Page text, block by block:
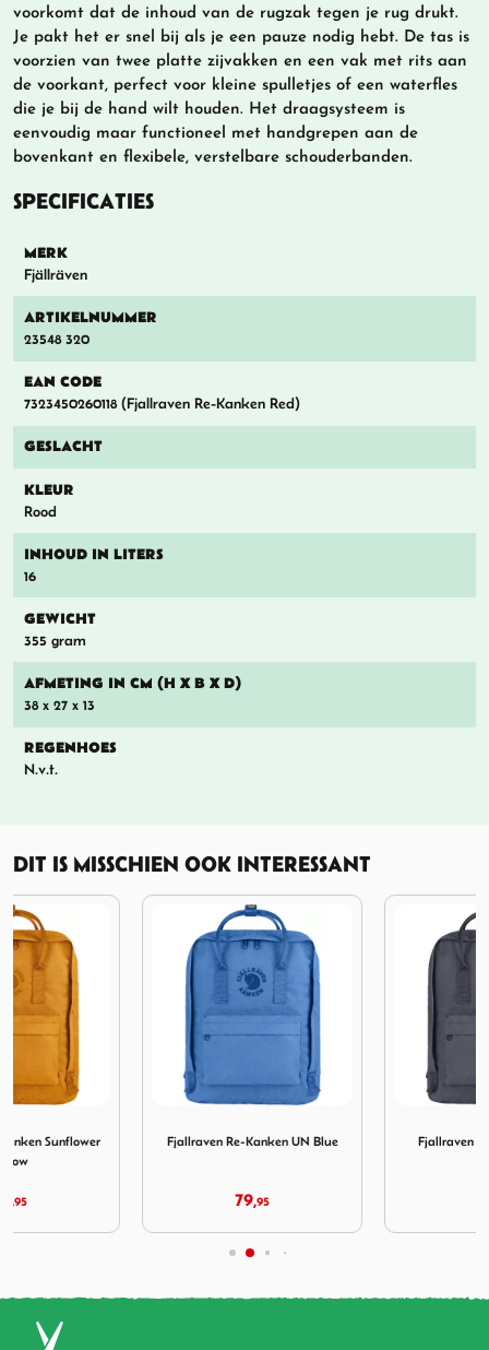
voorkomt dat de inhoud van de rugzak tegen je rug drukt.
Je pakt het er snel bij als je een pauze nodig hebt. De tas is
voorzien van twee platte zijvakken en een vak met rits aan
de voorkant, perfect voor kleine spulletjes of een waterfles
die je bij de hand wilt houden. Het draagsysteem is
eenvoudig maar functioneel met handgrepen aan de
bovenkant en flexibele, verstelbare schouderbanden.
SPECIFICATIES
MERK
Fjällräven
ARTIKELNUMMER
23548 320
EAN CODE
7323450260118 (Fjallraven Re-Kanken Red)
GESLACHT
KLEUR
Rood
INHOUD IN LITERS
16
GEWICHT
355 gram
AFMETING IN CM (H X B X D)
38 x 27 x 13
REGENHOES
N.v.t.
DIT IS MISSCHIEN OOK INTERESSANT
Fjallraven Re-Kanken UN Blue Fjallraven Re-Kanken Slate